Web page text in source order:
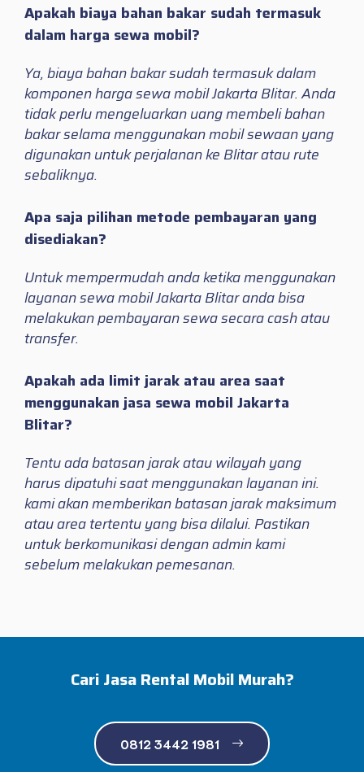
Apakah biaya bahan bakar sudah termasuk
dalam harga sewa mobil?
Ya, biaya bahan bakar sudah termasuk dalam
komponen harga sewa mobil Jakarta Blitar. Anda
tidak perlu mengeluarkan uang membeli bahan
bakar selama menggunakan mobil sewaan yang
digunakan untuk perjalanan ke Blitar atau rute
sebaliknya.
Apa saja pilihan metode pembayaran yang
disediakan?
Untuk mempermudah anda ketika menggunakan
layanan sewa mobil Jakarta Blitar anda bisa
melakukan pembayaran sewa secara cash atau
transfer.
Apakah ada limit jarak atau area saat
menggunakan jasa sewa mobil Jakarta
Blitar?
Tentu ada batasan jarak atau wilayah yang
harus dipatuhi saat menggunakan layanan ini.
kami akan memberikan batasan jarak maksimum
atau area tertentu yang bisa dilalui. Pastikan
untuk berkomunikasi dengan admin kami
sebelum melakukan pemesanan.
Cari Jasa Rental Mobil Murah?
0812 3442 1981